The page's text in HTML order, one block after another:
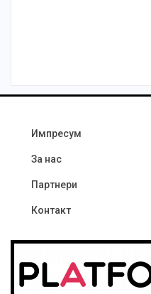
Импресум
За нас
Партнери
Контакт